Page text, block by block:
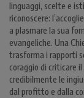
linguaggi, scelte e
riconoscere:
a plasmare la sua
evangeliche. Una
trasforma i rapporti
coraggio di criticare
credibilmente le
dal profitto e dalla